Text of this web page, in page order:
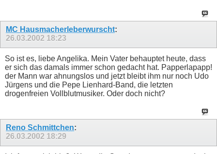
MC Hausmacherleberwurscht:
26.03.2002 18:23
So ist es, liebe Angelika. Mein Vater behauptet heute, dass
er sich das damals immer schon gedacht hat. Papperlapapp!
der Mann war ahnungslos und jetzt bleibt ihm nur noch Udo
Jürgens und die Pepe Lienhard-Band, die letzten
drogenfreien Vollblutmusiker. Oder doch nicht?
Reno Schmittchen:
26.03.2002 18:29